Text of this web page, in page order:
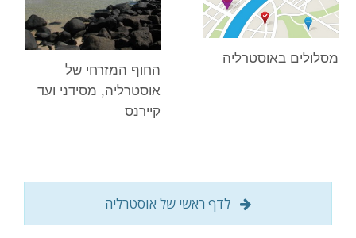
מסלולים באוסטרליה
החוף המזרחי של
אוסטרליה, מסידני ועד
קיירנס
לדף ראשי של אוסטרליה